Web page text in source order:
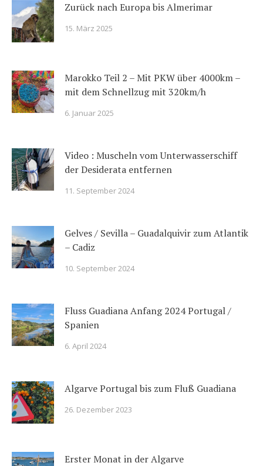
Zurück nach Europa bis Almerimar
15. März 2025
Marokko Teil 2 – Mit PKW über 4000km –
mit dem Schnellzug mit 320km/h
6. Januar 2025
Video : Muscheln vom Unterwasserschiff
der Desiderata entfernen
11. September 2024
Gelves / Sevilla – Guadalquivir zum Atlantik
– Cadiz
10. September 2024
Fluss Guadiana Anfang 2024 Portugal /
Spanien
6. April 2024
Algarve Portugal bis zum Fluß Guadiana
26. Dezember 2023
Erster Monat in der Algarve